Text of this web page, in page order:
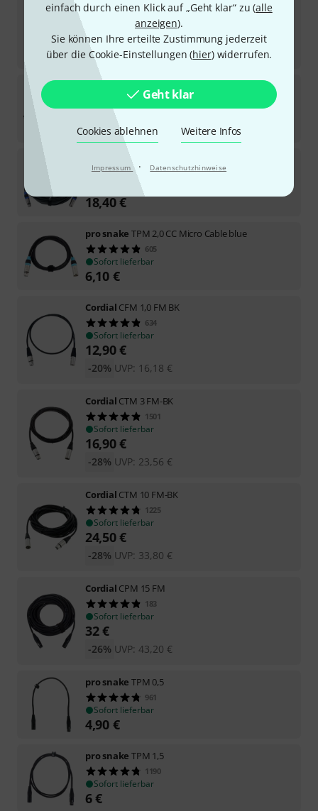
einfach durch einen Klick auf „Geht klar“ zu (alle
anzeigen).
Sie können Ihre erteilte Zustimmung jederzeit
über die Cookie-Einstellungen (hier) widerrufen.
Geht klar
Cookies ablehnen Weitere Infos
Impressum · Datenschutzhinweise
1155
Sofort lieferbar
15,40€
30-Tage-Bestpreis:16,90 €
-9%
164
Sofort lieferbar
69 €
TPM 20,0 CC Micro Cable deepbl
205
Sofort lieferbar
18,40€
pro snake TPM 2,0 CC Micro Cable blue
605
Sofort lieferbar
6,10 €
Cordial CFM 1,0 FM BK
634
Sofort lieferbar
12,90€
UVP: 16,18 €
-20%
Cordial CTM 3 FM-BK
1501
Sofort lieferbar
16,90€
UVP: 23,56 €
-28%
Cordial CTM 10 FM-BK
1225
Sofort lieferbar
24,50€
UVP: 33,80 €
-28%
Cordial CPM 15 FM
183
Sofort lieferbar
32€
UVP: 43,20 €
-26%
pro snake TPM 0,5
961
Sofort lieferbar
4,90 €
pro snake TPM 1,5
1190
Sofort lieferbar
6€